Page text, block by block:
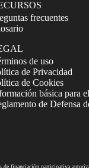
frecuentes
de uso
de Privacidad
de Cookies
básica para
de Defensa
financiación participativa